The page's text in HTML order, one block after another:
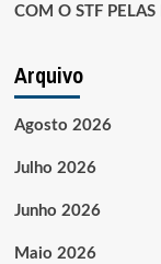
COM O STF
Arquivo
Agosto 2026
Julho 2026
Junho 2026
Maio 2026